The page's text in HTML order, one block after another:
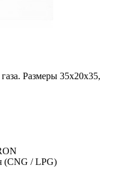
Размеры 35x20x35,
(CNG / LPG)